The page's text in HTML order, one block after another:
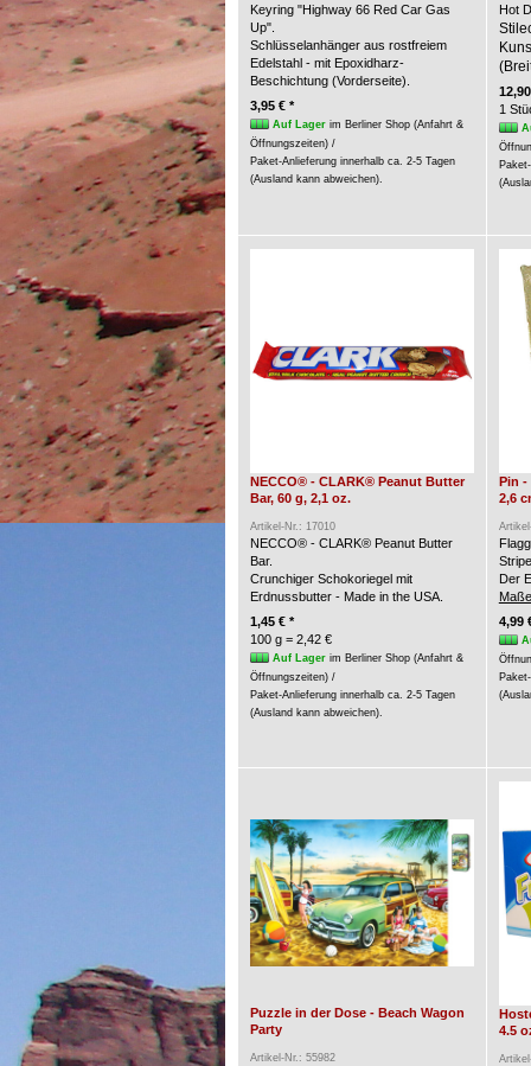
Keyring "Highway 66 Red Car Gas
Up".
Schlüsselanhänger aus rostfreiem
Edelstahl - mit Epoxidharz-
Beschichtung (Vorderseite).
3,95 € *
Auf Lagerim Berliner Shop (Anfahrt &
Öffnungszeiten) /
Paket-Anlieferung innerhalb ca. 2-5 Tagen
(Ausland kann abweichen).
Hot
1
NECCO® - CLARK® Peanut Butter
Bar, 60 g, 2,1 oz.
Artikel-Nr.: 17010
NECCO® - CLARK® Peanut Butter
Bar.
Crunchiger Schokoriegel mit
Erdnussbutter - Made in the USA.
1,45 € *
100 g = 2,42 €
Auf Lagerim Berliner Shop (Anfahrt &
Öffnungszeiten) /
Paket-Anlieferung innerhalb ca. 2-5 Tagen
(Ausland kann abweichen).
Pin -
2,6
Der
4,99
Puzzle in der Dose - Beach Wagon
Party
Artikel-Nr.: 55982
4.5